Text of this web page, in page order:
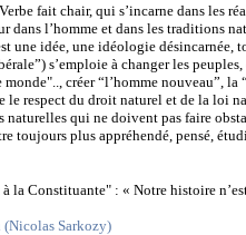
fait chair, qui s’incarne dans les
dans l’homme et dans les traditions
une idée, une idéologie
s’emploie à changer les
créer “l’homme nouveau”, la
respect du droit naturel et de la loi
qui ne doivent pas faire
plus appréhendé, pensé,
Constituante" : « Notre histoire
(Nicolas Sarkozy)